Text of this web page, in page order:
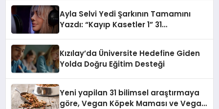
Ayla Selvi Yedi Şarkının Tamamını
Yazdı: “Kayıp Kasetler 1” 31
Kızılay’da Üniversite Hedefine Giden
Yolda Doğru Eğitim Desteği
Yeni yapilan 31 bilimsel araştırmaya
göre, Vegan Köpek Maması ve Vegan